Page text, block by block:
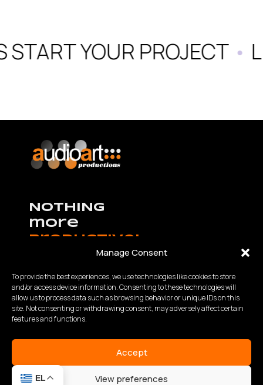
Manage Consent
To provide the best experiences, we use technologies like cookies to store
and/or access device information. Consenting to these technologies will
allow us to process data such as browsing behavior or unique IDs on this
site. Not consenting or withdrawing consent, may adversely affect certain
features and functions.
Accept
View preferences
START YOUR PROJECT•
NOTHING
more
productive!
K.Καραμανλή – Θ.Χαρίση 63 Θεσσαλονίκη,
Τηλ:
2310 840200
- Fax: 2310 934848
Δευτέρα – Παρασκευή | 10:00 – 18:00
EL